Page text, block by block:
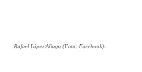
Rafael López Aliaga (Foto: Facebook).